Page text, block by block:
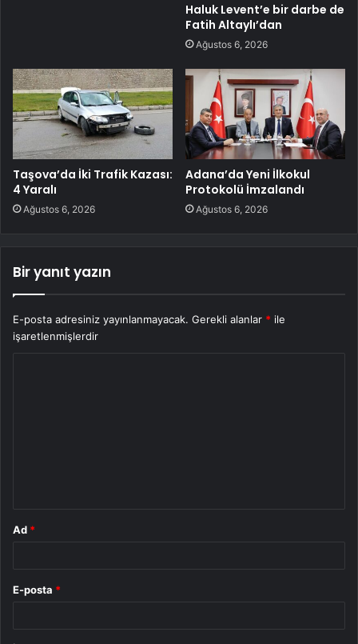
Haluk Levent’e bir darbe de
Fatih Altaylı’dan
Ağustos 6, 2026
Taşova’da İki Trafik Kazası:
4 Yaralı
Ağustos 6, 2026
Adana’da Yeni İlkokul
Protokolü İmzalandı
Ağustos 6, 2026
Bir yanıt yazın
E-posta adresiniz yayınlanmayacak. Gerekli alanlar * ile
işaretlenmişlerdir
Ad *
E-posta *